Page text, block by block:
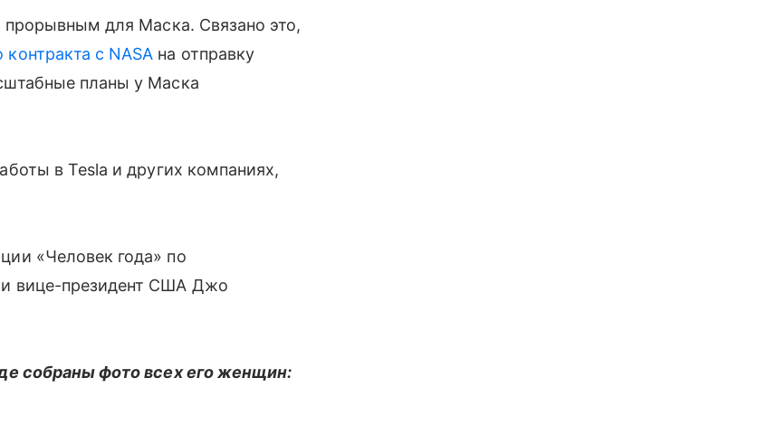
прорывным для Маска. Связано это,
с NASA на отправку
планы у Маска
в Tesla и других компаниях,
«Человек года» по
и вице-президент США Джо
собраны фото всех его женщин: